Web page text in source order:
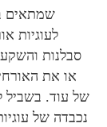
שמתאים
לעוגיות
סבלנות
או את
של עוד. בשביל
נכבדה של